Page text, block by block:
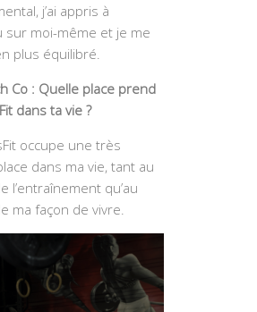
j’ai appris à
sur moi-même et je me
plus équilibré.
Co : Quelle place prend
dans ta vie ?
occupe une très
dans ma vie, tant au
l’entraînement qu’au
ma façon de vivre.